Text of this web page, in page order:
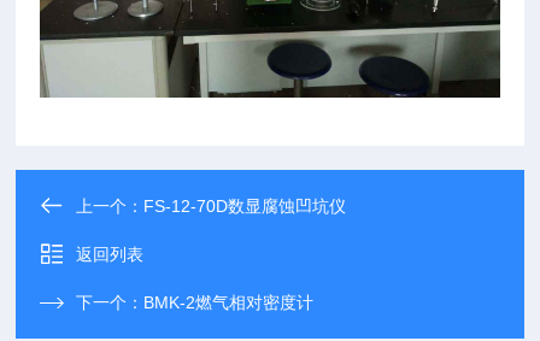
上一个： FS-12-70D数显腐蚀凹坑仪
返回列表
下一个： BMK-2燃气相对密度计